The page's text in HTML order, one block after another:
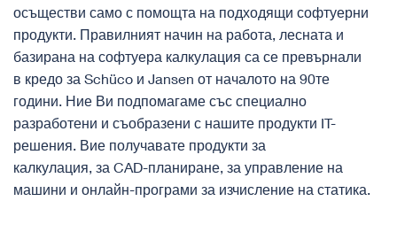
осъществи само с помощта на подходящи софтуерни
продукти. Правилният начин на работа, лесната и
базирана на софтуера калкулация са се превърнали
в кредо за Schüco и Jansen от началото на 90те
години. Ние Ви подпомагаме със специално
разработени и съобразени с нашите продукти IT-
решения. Вие получавате продукти за
калкулация, за CAD-планиране, за управление на
машини и онлайн-програми за изчисление на статика.